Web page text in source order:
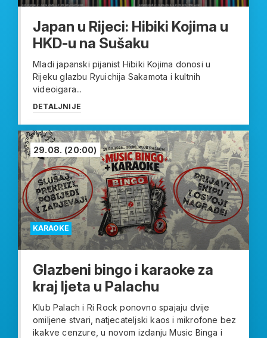
Japan u Rijeci: Hibiki Kojima u
HKD-u na Sušaku
Mladi japanski pijanist Hibiki Kojima donosi u
Rijeku glazbu Ryuichija Sakamota i kultnih
videoigara...
DETALJNIJE
KARAOKE
29.08. (20:00)
Glazbeni bingo i karaoke za
kraj ljeta u Palachu
Klub Palach i Ri Rock ponovno spajaju dvije
omiljene stvari, natjecateljski kaos i mikrofone bez
ikakve cenzure, u novom izdanju Music Binga i